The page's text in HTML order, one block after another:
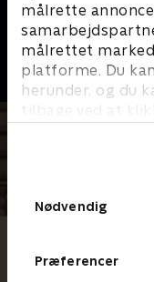
målrette
målrettet
platforme. Du
herunder, og du
tilbage ved at
Nødvendig
Præferencer
Besserwisserne
Nyheder & Magasiner